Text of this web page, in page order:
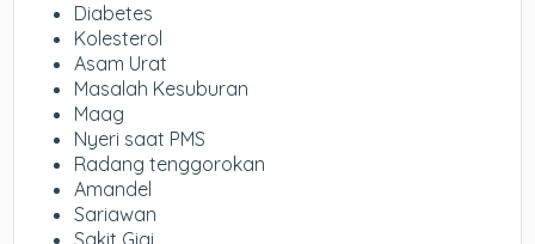
Diabetes
Kolesterol
Asam Urat
Masalah Kesuburan
Maag
Nyeri saat PMS
Radang tenggorokan
Amandel
Sariawan